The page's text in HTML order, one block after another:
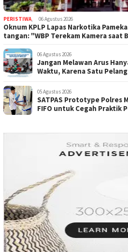
PERISTIWA, 06 Agustus 2026
Oknum KPLP Lapas Narkotika
tangan: "WBP Terekam Kamera saat
06 Agustus 2026
Jangan Melawan Arus
Waktu, Karena Satu
05 Agustus 2026
SATPAS Prototype Polres
FIFO untuk Cegah Praktik